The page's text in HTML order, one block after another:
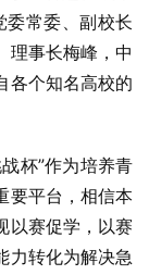
委常委、副校长
理事长梅峰，中
各个知名高校的
杯”作为培养青
要平台，相信本
以赛促学，以赛
力转化为解决急